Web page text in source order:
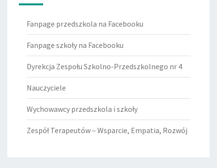
Fanpage przedszkola na Facebooku
Fanpage szkoły na Facebooku
Dyrekcja Zespołu Szkolno-Przedszkolnego nr 4
Nauczyciele
Wychowawcy przedszkola i szkoły
Zespół Terapeutów – Wsparcie, Empatia, Rozwój